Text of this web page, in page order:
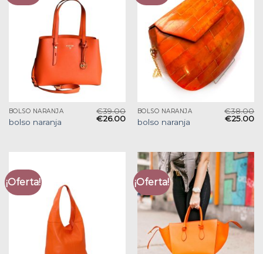
BOLSO NARANJA
bolso naranja
€39.00
€26.00
BOLSO NARANJA
bolso naranja
€38.00
€25.00
¡Oferta! ¡Oferta!